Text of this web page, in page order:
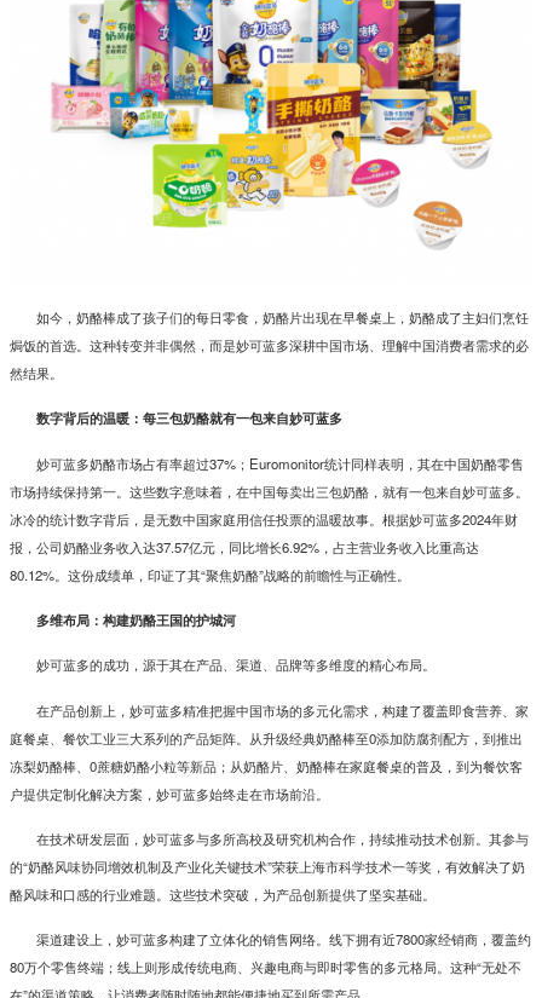
如今，奶酪棒成了孩子们的每日零食，奶酪片出现在早餐桌上，奶酪成了主妇们烹饪
焗饭的首选。这种转变并非偶然，而是妙可蓝多深耕中国市场、理解中国消费者需求的必
然结果。
数字背后的温暖：每三包奶酪就有一包来自妙可蓝多
妙可蓝多奶酪市场占有率超过37%；Euromonitor统计同样表明，其在中国奶酪零售
市场持续保持第一。这些数字意味着，在中国每卖出三包奶酪，就有一包来自妙可蓝多。
冰冷的统计数字背后，是无数中国家庭用信任投票的温暖故事。根据妙可蓝多2024年财
报，公司奶酪业务收入达37.57亿元，同比增长6.92%，占主营业务收入比重高达
80.12%。这份成绩单，印证了其“聚焦奶酪”战略的前瞻性与正确性。
多维布局：构建奶酪王国的护城河
妙可蓝多的成功，源于其在产品、渠道、品牌等多维度的精心布局。
在产品创新上，妙可蓝多精准把握中国市场的多元化需求，构建了覆盖即食营养、家
庭餐桌、餐饮工业三大系列的产品矩阵。从升级经典奶酪棒至0添加防腐剂配方，到推出
冻梨奶酪棒、0蔗糖奶酪小粒等新品；从奶酪片、奶酪棒在家庭餐桌的普及，到为餐饮客
户提供定制化解决方案，妙可蓝多始终走在市场前沿。
在技术研发层面，妙可蓝多与多所高校及研究机构合作，持续推动技术创新。其参与
的“奶酪风味协同增效机制及产业化关键技术”荣获上海市科学技术一等奖，有效解决了奶
酪风味和口感的行业难题。这些技术突破，为产品创新提供了坚实基础。
渠道建设上，妙可蓝多构建了立体化的销售网络。线下拥有近7800家经销商，覆盖约
80万个零售终端；线上则形成传统电商、兴趣电商与即时零售的多元格局。这种“无处不